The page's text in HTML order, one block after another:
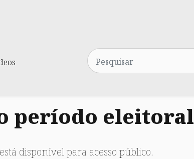
Pesquisa
período eleitoral
disponível para acesso público.